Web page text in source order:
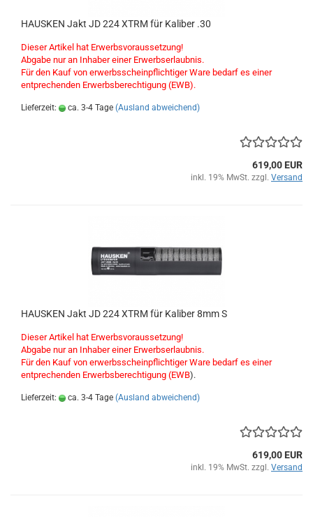
HAUSKEN Jakt JD 224 XTRM für Kaliber .30
Dieser Artikel hat Erwerbsvoraussetzung!
Abgabe nur an Inhaber einer Erwerbserlaubnis.
Für den Kauf von erwerbsscheinpflichtiger Ware bedarf es einer
entprechenden Erwerbsberechtigung (EWB).
Lieferzeit: ca. 3-4 Tage (Ausland abweichend)
619,00 EUR
inkl. 19% MwSt. zzgl. Versand
HAUSKEN Jakt JD 224 XTRM für Kaliber 8mm S
Dieser Artikel hat Erwerbsvoraussetzung!
Abgabe nur an Inhaber einer Erwerbserlaubnis.
Für den Kauf von erwerbsscheinpflichtiger Ware bedarf es einer
entprechenden Erwerbsberechtigung (EWB).
Lieferzeit: ca. 3-4 Tage (Ausland abweichend)
619,00 EUR
inkl. 19% MwSt. zzgl. Versand